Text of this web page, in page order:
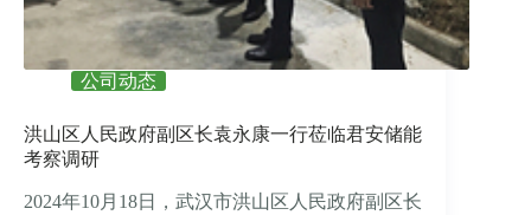
公司动态
洪山区人民政府副区长袁永康一行莅临君安储能
考察调研
2024年10月18日，武汉市洪山区人民政府副区长